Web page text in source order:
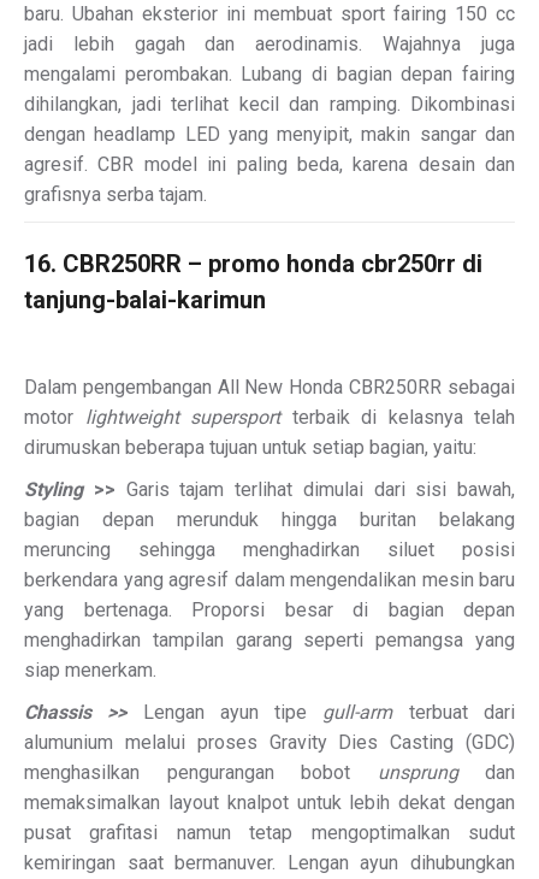
baru. Ubahan eksterior ini membuat sport fairing 150 cc
jadi lebih gagah dan aerodinamis. Wajahnya juga
mengalami perombakan. Lubang di bagian depan fairing
dihilangkan, jadi terlihat kecil dan ramping. Dikombinasi
dengan headlamp LED yang menyipit, makin sangar dan
agresif. CBR model ini paling beda, karena desain dan
grafisnya serba tajam.
16. CBR250RR – promo honda cbr250rr di
tanjung-balai-karimun
Dalam pengembangan All New Honda CBR250RR sebagai
motor lightweight supersportterbaik di kelasnya telah
dirumuskan beberapa tujuan untuk setiap bagian, yaitu:
Styling>> Garis tajam terlihat dimulai dari sisi bawah,
bagian depan merunduk hingga buritan belakang
meruncing sehingga menghadirkan siluet posisi
berkendara yang agresif dalam mengendalikan mesin baru
yang bertenaga. Proporsi besar di bagian depan
menghadirkan tampilan garang seperti pemangsa yang
siap menerkam.
Chassis >> Lengan ayun tipe gull-armterbuat dari
alumunium melalui proses Gravity Dies Casting (GDC)
menghasilkan pengurangan bobot unsprungdan
memaksimalkan layout knalpot untuk lebih dekat dengan
pusat grafitasi namun tetap mengoptimalkan sudut
kemiringan saat bermanuver. Lengan ayun dihubungkan